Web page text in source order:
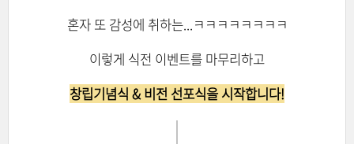
혼자 또 감성에 취하는...ㅋㅋㅋㅋㅋㅋㅋㅋ
이렇게 식전 이벤트를 마무리하고
창립기념식 & 비전 선포식을 시작합니다!